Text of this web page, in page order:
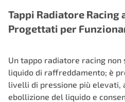
Tappi Radiatore Racing
Progettati per
Un tappo radiatore racing
liquido di raffreddamento; è
livelli di pressione più elevati,
ebollizione del liquido e